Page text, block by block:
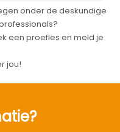
onder de deskundige
een proefles en meld je
jou!